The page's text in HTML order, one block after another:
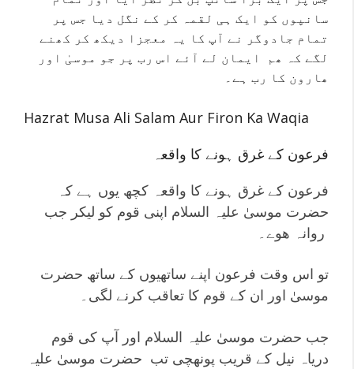
سانپوں کو ایک ہی لقمہ کر کے نگل دیا جس پر
تمام جادوگر نے آپ کا یہ معجزا دیکھ کر کھنے
لگے کہ ھم ایمان لے آئے اس رب پر جو موسیٰ اور
ھارون کا رب ہے۔
Hazrat Musa Ali Salam Aur Firon Ka Waqia
فرعون کے غرق ہونے کا واقعہ
فرعون کے غرق ہونے کا واقعہ کچھ یوں ہے کہ
حضرت موسیٰ علیہ السلام اپنی قوم کو لیکر جب
تو اس وقت فرعون اپنے ساتھیوں کے ساتھ حضرت
موسیٰ اور ان کے قوم کا تعاقب کرنے لگی۔
جب حضرت موسیٰ علیہ السلام اور آپ کی قوم
دریاہ نیل کے قریب پونھچی تب حضرت موسیٰ علیہ